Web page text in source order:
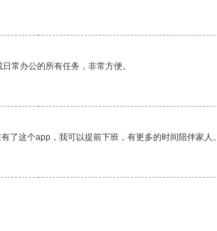
常办公的所有任务，非常方便。
了这个app，我可以提前下班，有更多的时间陪伴家人。